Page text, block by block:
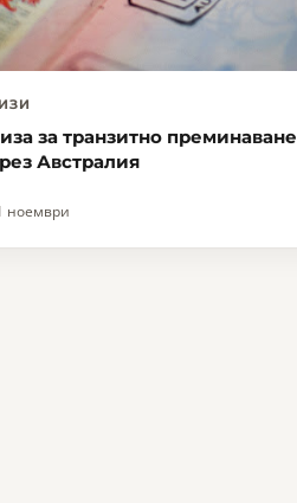
за транзитно преминаване
Австралия
ноември